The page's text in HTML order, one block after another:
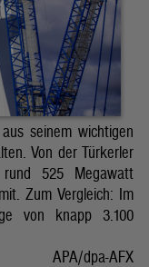
seinem wichtigen
Von der Türkerler
525 Megawatt
Zum Vergleich: Im
von knapp 3.100
APA/dpa-AFX